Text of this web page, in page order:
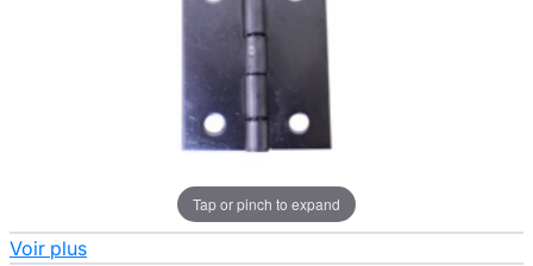
Tap or pinch to expand
Voir plus